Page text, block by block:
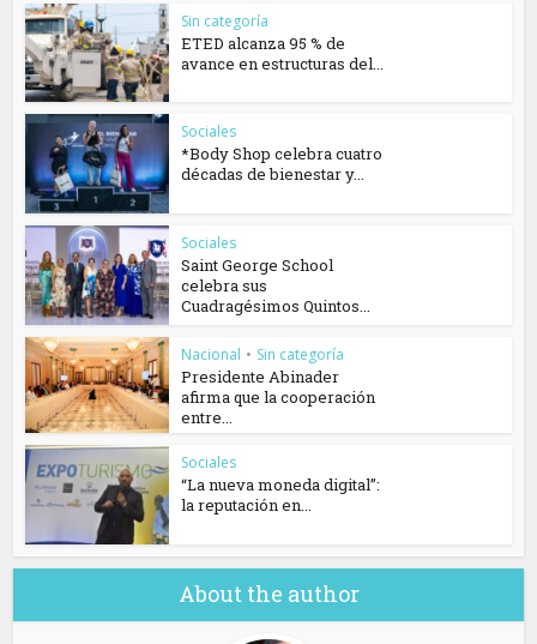
Sin categoría
ETED alcanza 95 % de
avance en estructuras del...
Sociales
*Body Shop celebra cuatro
décadas de bienestar y...
Sociales
Saint George School
celebra sus
Cuadragésimos Quintos...
Nacional • Sin categoría
Presidente Abinader
afirma que la cooperación
entre...
Sociales
“La nueva moneda digital”:
la reputación en...
About the author